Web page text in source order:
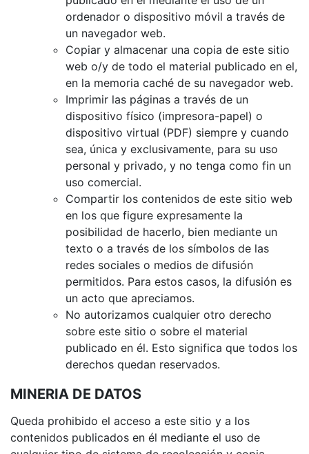
ordenador o dispositivo móvil a través de
un navegador web.
Copiar y almacenar una copia de este sitio
web o/y de todo el material publicado en el,
en la memoria caché de su navegador web.
Imprimir las páginas a través de un
dispositivo físico (impresora-papel) o
dispositivo virtual (PDF) siempre y cuando
sea, única y exclusivamente, para su uso
personal y privado, y no tenga como fin un
uso comercial.
Compartir los contenidos de este sitio web
en los que figure expresamente la
posibilidad de hacerlo, bien mediante un
texto o a través de los símbolos de las
redes sociales o medios de difusión
permitidos. Para estos casos, la difusión es
un acto que apreciamos.
No autorizamos cualquier otro derecho
sobre este sitio o sobre el material
publicado en él. Esto significa que todos los
derechos quedan reservados.
MINERIA DE DATOS
Queda prohibido el acceso a este sitio y a los
contenidos publicados en él mediante el uso de